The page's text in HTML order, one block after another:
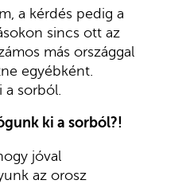
a kérdés pedig a
sincs ott az
más országgal
egyébként.
sorból.
ki a sorból?!
jóval
az orosz